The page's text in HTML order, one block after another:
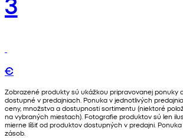
€
Zobrazené produkty sú ukážkou pripravovanej ponuky
dostupné v predajniach. Ponuka v jednotlivých
ceny, množstva a dostupnosti sortimentu (niektoré
na vybraných miestach). Fotografie produktov sú len
mierne líšiť od produktov dostupných v predajni.
zásob.